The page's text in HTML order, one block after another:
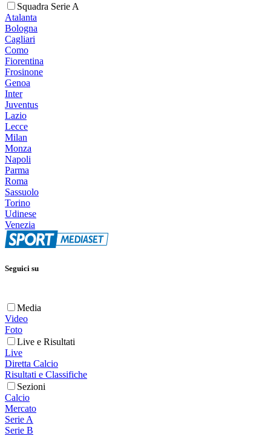
Squadra Serie A
Atalanta
Bologna
Cagliari
Como
Fiorentina
Frosinone
Genoa
Inter
Juventus
Lazio
Lecce
Milan
Monza
Napoli
Parma
Roma
Sassuolo
Torino
Udinese
Venezia
Seguici su
Media
Video
Foto
Live e Risultati
Live
Diretta Calcio
Risultati e Classifiche
Sezioni
Calcio
Mercato
Serie A
Serie B